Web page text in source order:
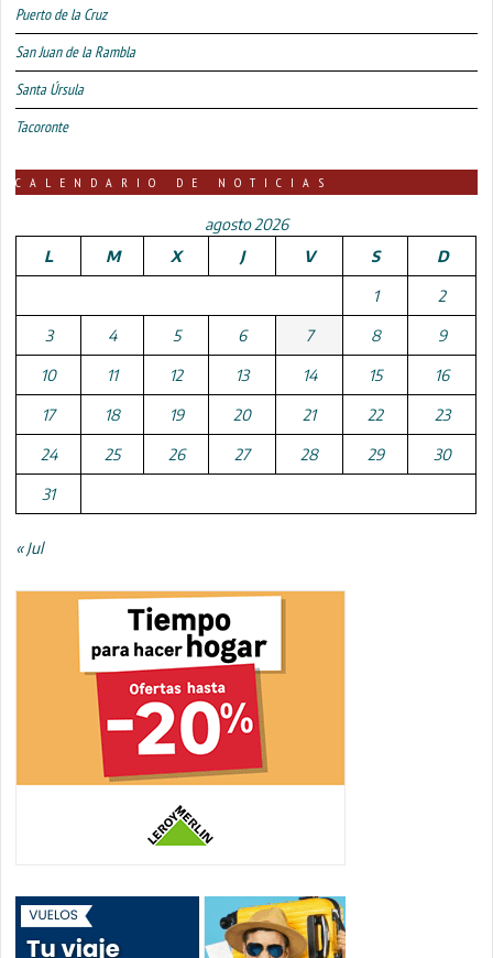
Puerto de la Cruz
San Juan de la Rambla
Santa Úrsula
Tacoronte
CALENDARIO DE NOTICIAS
agosto 2026
L
M X J V S D
1 2
3 4 5 6 7 8 9
10 11 12 13 14 15 16
17 18 19 20 21 22 23
24 25 26 27 28 29 30
31
« Jul